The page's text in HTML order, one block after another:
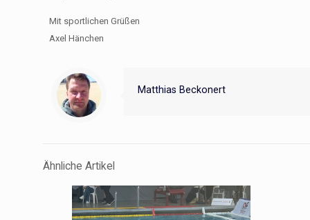
Mit sportlichen Grüßen
Axel Hänchen
Matthias Beckonert
Ähnliche Artikel